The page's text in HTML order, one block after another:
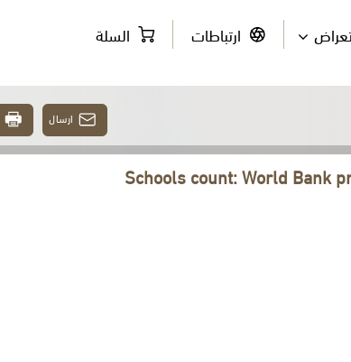
ارتباطات السلة
ارسال
Schools count: World Bank